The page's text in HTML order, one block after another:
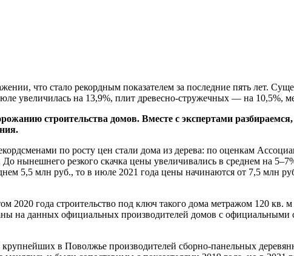
что стало рекордным показателем за последние пять лет.
увеличилась на 13,9%, плит древесно-стружечных — на
строительства домов. Вместе с экспертами
по росту цен стали дома из дерева: по оценкам
нынешнего резкого скачка цены увеличивались в среднем на
5,5 млн руб., то в июле 2021 года цены начинаются от 7,5 млн
2020 года строительство под ключ такого дома метражом 120
на данных официальных производителей домов с официальными
в Поволжье производителей сборно-панельных